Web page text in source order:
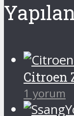
Citroen
1 yorum